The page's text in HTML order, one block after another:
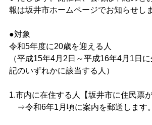
報は坂井市ホームページでお知らせし
●対象
令和5年度に20歳を迎える人
（平成15年4月2日～平成16年4月1日
記のいずれかに該当する人）
1.市内に在住する人【坂井市に住民票が
⇒令和6年1月頃に案内を郵送します。